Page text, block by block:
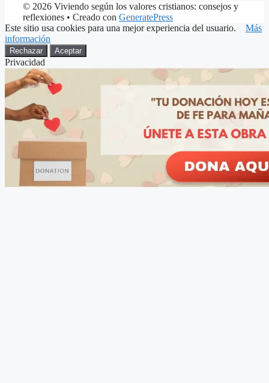
© 2026 Viviendo según los valores cristianos: consejos y
reflexiones • Creado con GeneratePress
Este sitio usa cookies para una mejor experiencia del usuario. Más
información
Rechazar Aceptar
Privacidad